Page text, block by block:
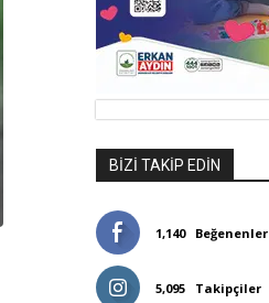
BIZI TAKIP EDIN
1,140 Beğenenler
5,095 Takipçiler